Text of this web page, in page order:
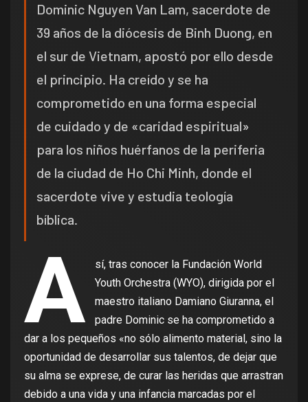
Dominic Nguyen Van Lam, sacerdote de
39 años de la diócesis de Binh Duong, en
el sur de Vietnam, apostó por ello desde
el principio. Ha creído y se ha
comprometido en una forma especial
de cuidado y de «caridad espiritual»
para los niños huérfanos de la periferia
de la ciudad de Ho Chi Minh, donde el
sacerdote vive y estudia teología
bíblica.
A
sí, tras conocer la Fundación World
Youth Orchestra (WYO), dirigida por el
maestro italiano Damiano Giuranna, el
padre Dominic se ha comprometido a
dar a los pequeños «no sólo alimento material, sino la
oportunidad de desarrollar sus talentos, de dejar que
su alma se exprese, de curar las heridas que arrastran
debido a una vida y una infancia marcadas por el